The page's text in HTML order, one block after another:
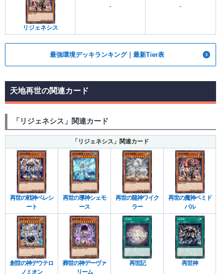
リジェネシス
- -
最強環境デッキランキング｜最新Tier表
天地再世の関連カード
「リジェネシス」関連カード
「リジェネシス」関連カード
再世の戦神ベレシ
ート
再世の導神シェモ
ース
再世の龍神ワイク
ラー
再世の魔神ベミド
バル
創世の神デウテロ
ノミオン
葬世の神デーヴァ
リーム
再世記 再世神